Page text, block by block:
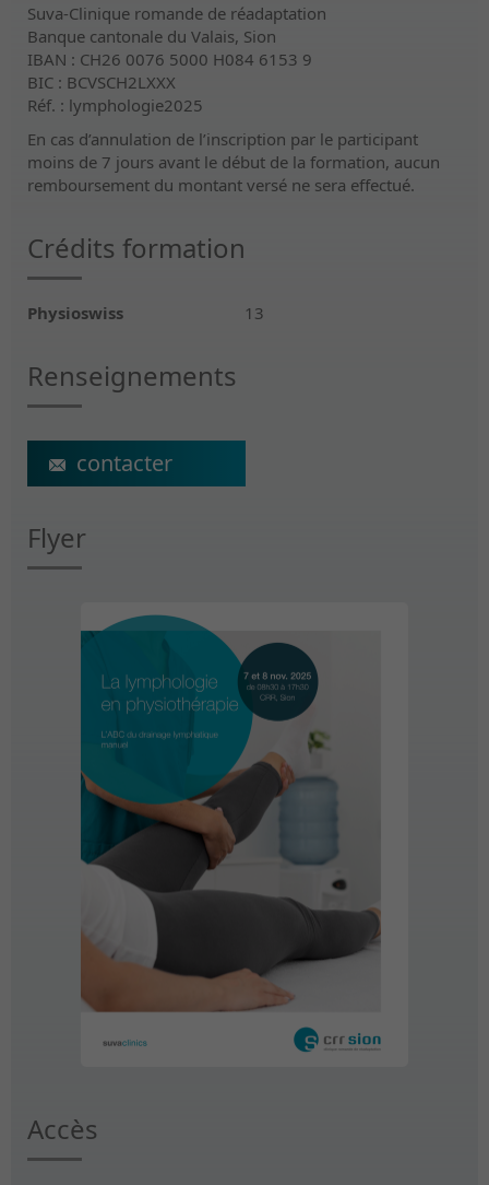
Suva-Clinique romande de réadaptation
Banque cantonale du Valais, Sion
IBAN : CH26 0076 5000 H084 6153 9
BIC : BCVSCH2LXXX
Réf. : lymphologie2025
En cas d’annulation de l’inscription par le participant
moins de 7 jours avant le début de la formation, aucun
remboursement du montant versé ne sera effectué.
Crédits formation
Physioswiss 13
Renseignements
ecs@crr-suva.ch
Flyer
Accès